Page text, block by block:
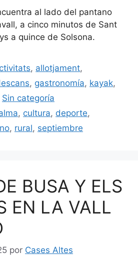
al lado del pantano
a cinco minutos de Sant
a quince de Solsona.
, allotjament,
, gastronomía, kayak,
Sin categoría
, cultura, deporte,
, rural, septiembre
BUSA Y ELS
EN LA VALL
por Cases Altes